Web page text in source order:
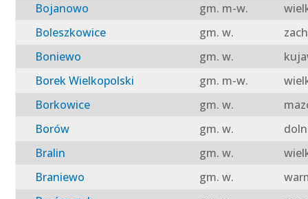
Bojanowo
gm. m-w.
Boleszkowice
gm. w.
Boniewo
gm. w.
Borek Wielkopolski
gm. m-w.
Borkowice
gm. w.
Borów
gm. w.
Bralin
gm. w.
Braniewo
gm. w.